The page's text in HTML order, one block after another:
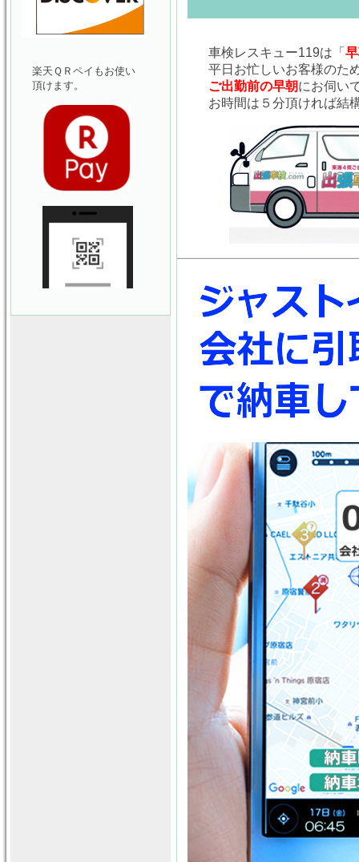
車検レスキュー119は「
平日お忙しいお客様のた
ご出勤前の早朝にお伺い
お時間は５分頂ければ結
楽天ＱＲペイもお使い
頂けます。